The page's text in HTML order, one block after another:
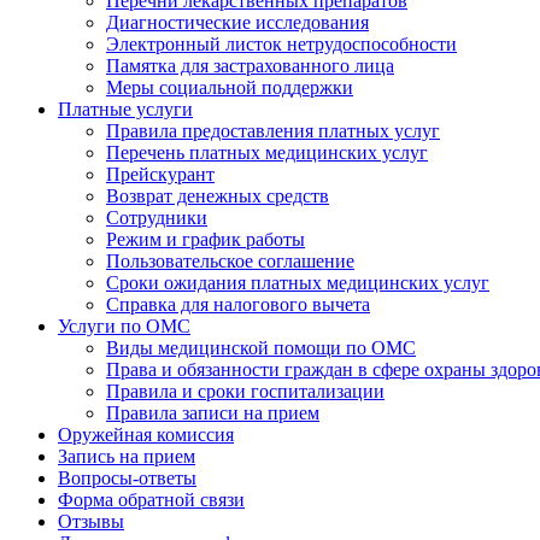
Диагностические исследования
Электронный листок нетрудоспособности
Памятка для застрахованного лица
Меры социальной поддержки
Платные услуги
Правила предоставления платных услуг
Перечень платных медицинских услуг
Прейскурант
Возврат денежных средств
Сотрудники
Режим и график работы
Пользовательское соглашение
Сроки ожидания платных медицинских услуг
Справка для налогового вычета
Услуги по ОМС
Виды медицинской помощи по ОМС
Права и обязанности граждан в сфере охраны
Правила и сроки госпитализации
Правила записи на прием
Оружейная комиссия
Запись на прием
Вопросы-ответы
Форма обратной связи
Отзывы